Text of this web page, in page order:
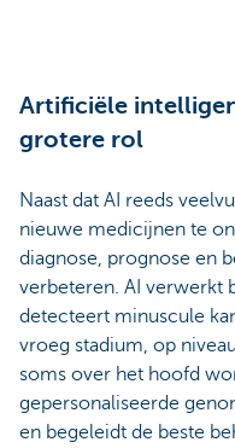
Artificiële
grotere rol
Naast dat AI reeds
nieuwe medicijnen te
diagnose, prognose en
verbeteren. AI verwerkt
detecteert minuscule
vroeg stadium, op
soms over het hoofd
gepersonaliseerde
en begeleidt de beste